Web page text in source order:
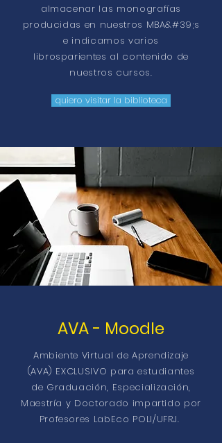
almacenar las monografías
producidas en nuestros MBA&#39;s
e indicamos varios
librosparientes al contenido de
nuestros cursos.
quiero visitar la biblioteca
AVA - Moodle
Ambiente Virtual de Aprendizaje
(AVA) EXCLUSIVO para estudiantes
de Graduación, Especialización,
Maestría y Doctorado impartido por
Profesores LabEco POLI/UFRJ.